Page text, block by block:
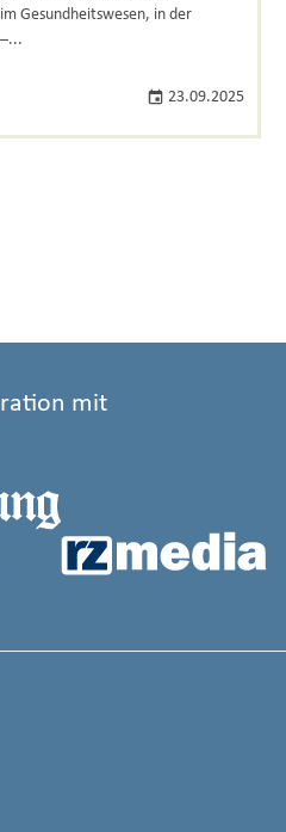
Gesundheitswesen, in der
23.09.2025
mit